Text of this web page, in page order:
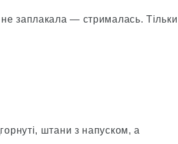
заплакала — стрималась. Тільки
штани з напуском, а